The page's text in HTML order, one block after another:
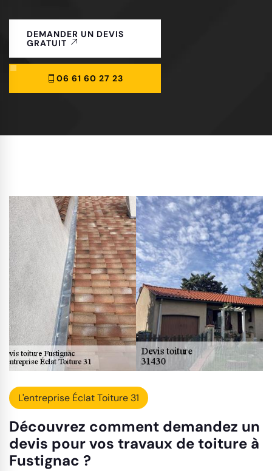
DEMANDER UN DEVIS
GRATUIT
06 61 60 27 23
L'entreprise Éclat Toiture 31
Découvrez comment demandez un
devis pour vos travaux de toiture à
Fustignac ?